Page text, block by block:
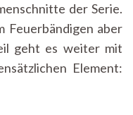
der Serie.
Feuerbändigen aber
geht es weiter mit
Element: